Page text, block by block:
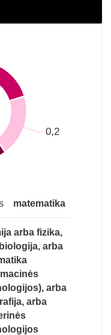
matematika
arba fizika,
arba
arba
arba